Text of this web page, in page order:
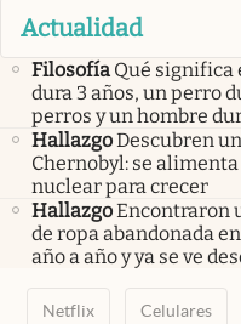
Actualidad
Filosofía Qué significa
dura 3 años, un perro
perros y un hombre
HallazgoDescubren
Chernobyl: se
nuclear para crecer
HallazgoEncontraron
de ropa abandonada
año a año y ya se ve
Netflix Celulares